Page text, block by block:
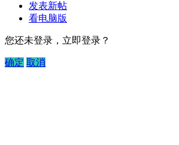
发表新帖
看电脑版
您还未登录，立即登录？
确定 取消